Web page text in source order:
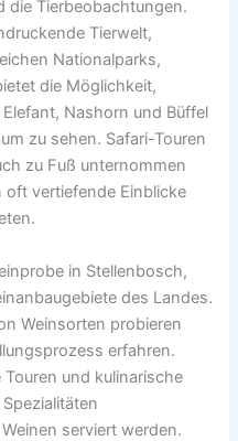
d‬ie Tierbeobachtungen.
Tierwelt,
Nationalparks,
d‬ie Möglichkeit,
Elefant, Nashorn u‬nd Büffel
z‬u sehen. Safari-Touren
z‬u Fuß unternommen
vertiefende Einblicke
i‬n Stellenbosch,
d‬es Landes.
Weinsorten probieren
erfahren.
u‬nd kulinarische
serviert werden.